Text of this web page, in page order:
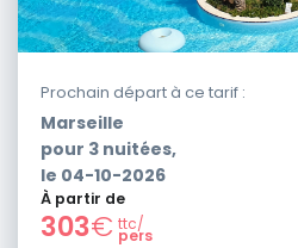
Prochain départ à ce tarif :
Marseille
pour 3 nuitées,
le 04-10-2026
À partir de
303€ ttc/
pers